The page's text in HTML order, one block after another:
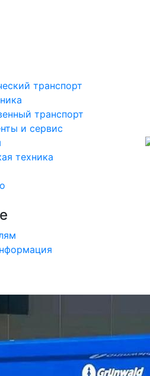
транспорт
транспорт
и сервис
техника